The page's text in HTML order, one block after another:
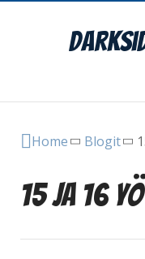
Home Blogit
15 ja 16